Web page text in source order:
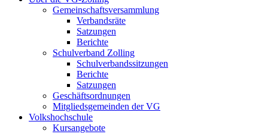
Gemeinschaftsversammlung
Verbandsräte
Satzungen
Berichte
Schulverband Zolling
Schulverbandssitzungen
Berichte
Satzungen
Geschäftsordnungen
Mitgliedsgemeinden der VG
Volkshochschule
Kursangebote